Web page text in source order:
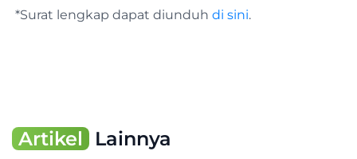
*Surat lengkap dapat diunduh di sini.
Artikel Lainnya